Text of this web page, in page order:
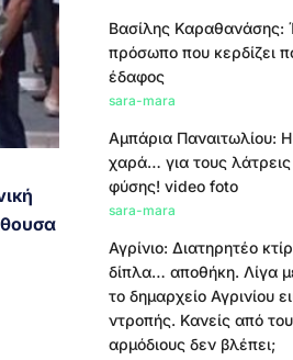
Βασίλης Καραθανάσης:
πρόσωπο που κερδίζει
έδαφος
sara-mara
Αμπάρια Παναιτωλίου: Η
χαρά… για τους
φύσης! video foto
sara-mara
Αγρίνιο: Διατηρητέο
δίπλα… αποθήκη. Λίγα
το δημαρχείο Αγρινίου
ντροπής. Κανείς από
αρμόδιους δεν βλέπει;